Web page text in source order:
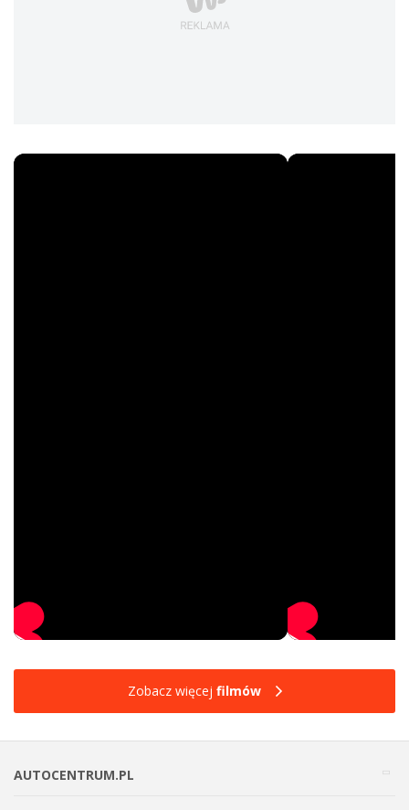
Zobacz więcej filmów
AUTOCENTRUM.PL